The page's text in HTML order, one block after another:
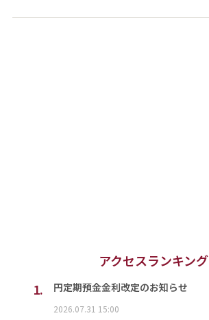
アクセスランキング
1.
円定期預金金利改定のお知らせ
2026.07.31 15:00